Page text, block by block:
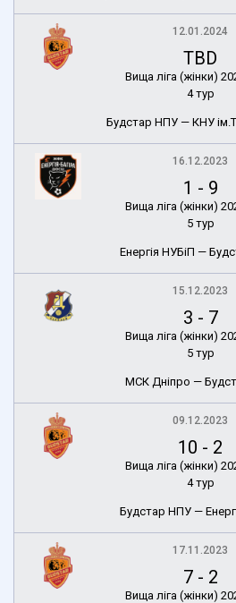
12.01.2024
TBD
Вища ліга (жінки)
4 тур
Будстар НПУ — КНУ
16.12.2023
1 - 9
Вища ліга (жінки)
5 тур
Енергія НУБіП —
15.12.2023
3 - 7
Вища ліга (жінки)
5 тур
МСК Дніпро —
09.12.2023
10 - 2
Вища ліга (жінки)
4 тур
Будстар НПУ —
17.11.2023
7- 2
Вища ліга (жінки)